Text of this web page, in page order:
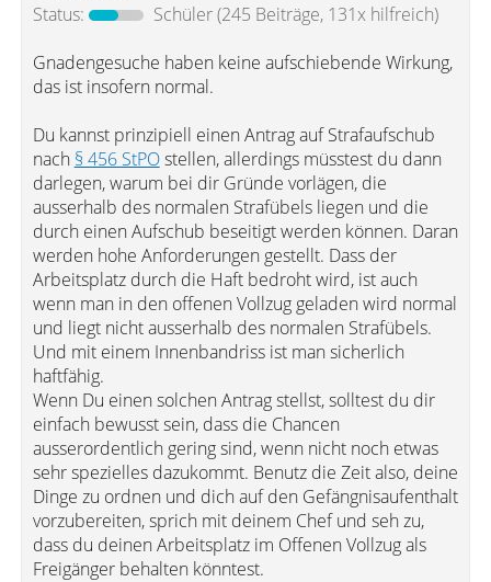
Status:
Schüler(245 Beiträge, 131x hilfreich)
Gnadengesuche haben keine aufschiebende Wirkung,
das ist insofern normal.
Du kannst prinzipiell einen Antrag auf Strafaufschub
nach § 456 StPOstellen, allerdings müsstest du dann
darlegen, warum bei dir Gründe vorlägen, die
ausserhalb des normalen Strafübels liegen und die
durch einen Aufschub beseitigt werden können. Daran
werden hohe Anforderungen gestellt. Dass der
Arbeitsplatz durch die Haft bedroht wird, ist auch
wenn man in den offenen Vollzug geladen wird normal
und liegt nicht ausserhalb des normalen Strafübels.
Und mit einem Innenbandriss ist man sicherlich
haftfähig.
Wenn Du einen solchen Antrag stellst, solltest du dir
einfach bewusst sein, dass die Chancen
ausserordentlich gering sind, wenn nicht noch etwas
sehr spezielles dazukommt. Benutz die Zeit also, deine
Dinge zu ordnen und dich auf den Gefängnisaufenthalt
vorzubereiten, sprich mit deinem Chef und seh zu,
dass du deinen Arbeitsplatz im Offenen Vollzug als
Freigänger behalten könntest.